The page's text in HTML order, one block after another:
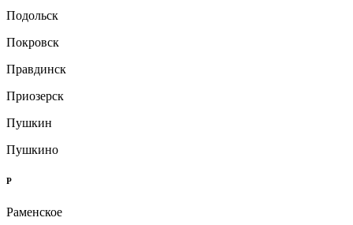
Подольск
Покровск
Правдинск
Приозерск
Пушкин
Пушкино
Р
Раменское